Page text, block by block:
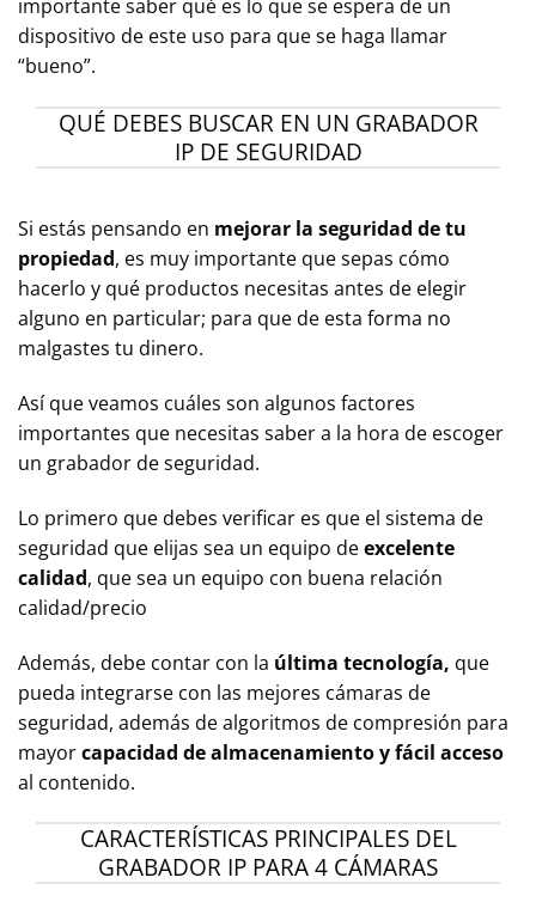
importante saber qué es lo que se espera de un
dispositivo de este uso para que se haga llamar
“bueno”.
QUÉ DEBES BUSCAR EN UN GRABADOR
IP DE SEGURIDAD
Si estás pensando en mejorar la seguridad de tu
propiedad, es muy importante que sepas cómo
hacerlo y qué productos necesitas antes de elegir
alguno en particular; para que de esta forma no
malgastes tu dinero.
Así que veamos cuáles son algunos factores
importantes que necesitas saber a la hora de escoger
un grabador de seguridad.
Lo primero que debes verificar es que el sistema de
seguridad que elijas sea un equipo deexcelente
calidad, que sea un equipo con buena relación
calidad/precio
Además, debe contar con la última tecnología, que
pueda integrarse con las mejores cámaras de
seguridad, además de algoritmos de compresión para
mayorcapacidad de almacenamiento y fácil acceso
al contenido.
CARACTERÍSTICAS PRINCIPALES DEL
GRABADOR IP PARA 4 CÁMARAS